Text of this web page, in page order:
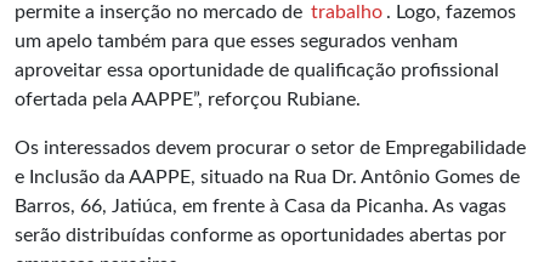
permite a inserção no mercado de trabalho . Logo, fazemos
um apelo também para que esses segurados venham
aproveitar essa oportunidade de qualificação profissional
ofertada pela AAPPE”, reforçou Rubiane.
Os interessados devem procurar o setor de Empregabilidade
e Inclusão da AAPPE, situado na Rua Dr. Antônio Gomes de
Barros, 66, Jatiúca, em frente à Casa da Picanha. As vagas
serão distribuídas conforme as oportunidades abertas por